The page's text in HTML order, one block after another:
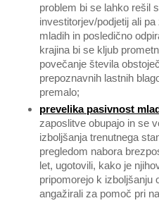
problem bi se lahko rešil
investitorjev/podjetij ali
mladih in posledično
krajina bi se kljub
povečanje števila
prepoznavnih lastnih
premalo;
prevelika pasivnost
zaposlitve obupajo in se
izboljšanja trenutnega
pregledom nabora
let, ugotovili, kako je
pripomorejo k izboljšanju
angažirali za pomoč pri